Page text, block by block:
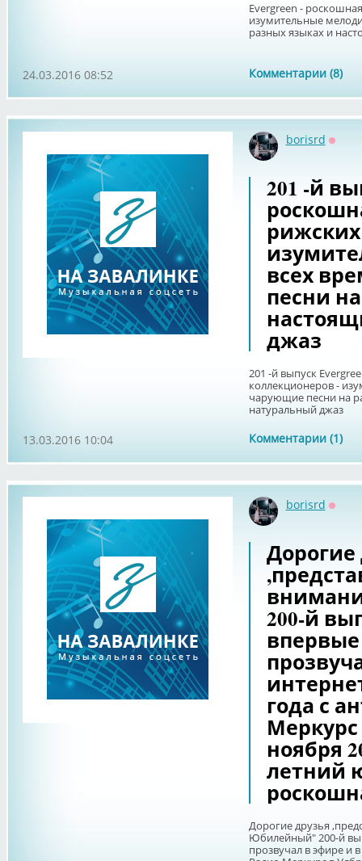
Evergreen -
изумительные
разных языках и
Комментарии (8)
24.03.2016 08:52
borisrd
201 -й
всех
песни
джаз
201 -й выпуск
коллекционеров -
чарующие песни на
натуральный джаз
Комментарии (1)
13.03.2016 10:04
borisrd
Дорогие
200-й
впервые
года с
Меркурс
ноября
летний
Дорогие друзья
Юбилейный" 200-й
прозвучал в эфире и